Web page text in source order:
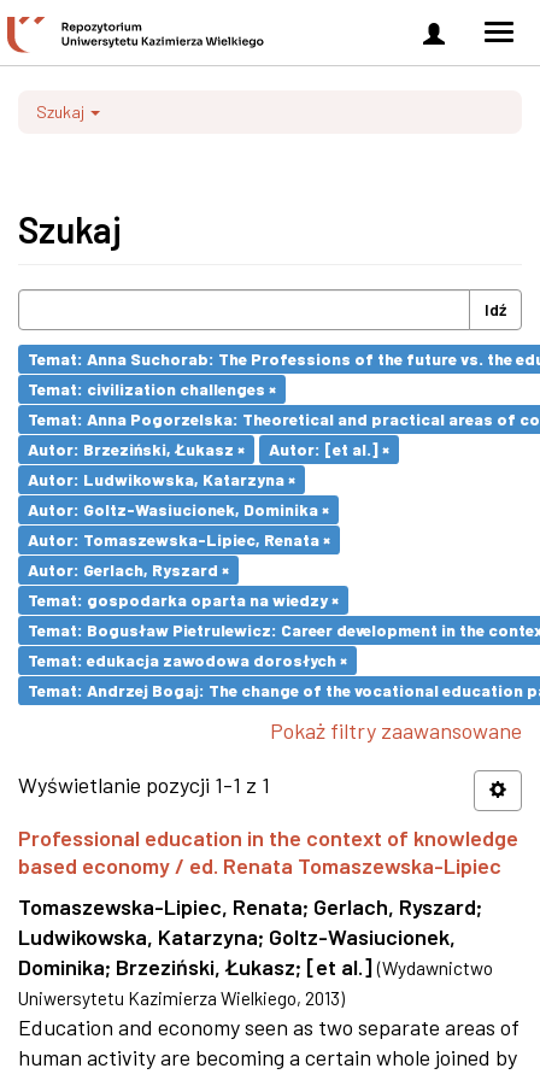
Zaloguj
się
Szukaj
Szukaj
Idź
Temat: Anna Suchorab: The Professions of the future vs. the
Temat: civilization challenges ×
Temat: Anna Pogorzelska: Theoretical and practical areas of
Autor: Brzeziński, Łukasz ×
Autor: [et al.] ×
Autor: Ludwikowska, Katarzyna ×
Autor: Goltz-Wasiucionek, Dominika ×
Autor: Tomaszewska-Lipiec, Renata ×
Autor: Gerlach, Ryszard ×
Temat: gospodarka oparta na wiedzy ×
Temat: Bogusław Pietrulewicz: Career development in the
Temat: edukacja zawodowa dorosłych ×
Temat: Andrzej Bogaj: The change of the vocational education
Pokaż filtry zaawansowane
Wyświetlanie pozycji 1-1 z 1
Professional education in the context of knowledge
based economy / ed. Renata Tomaszewska-Lipiec
Tomaszewska-Lipiec, Renata; Gerlach, Ryszard;
Ludwikowska, Katarzyna; Goltz-Wasiucionek,
Dominika; Brzeziński, Łukasz; [et al.] (Wydawnictwo
Uniwersytetu Kazimierza Wielkiego, 2013)
Education and economy seen as two separate areas of
human activity are becoming a certain whole joined by